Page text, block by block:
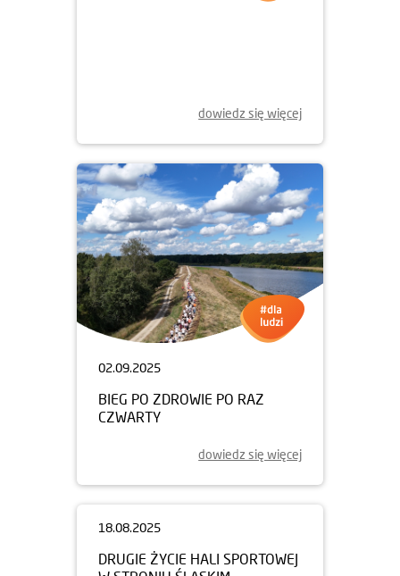
dowiedz się więcej
02.09.2025
BIEG PO ZDROWIE PO RAZ
CZWARTY
dowiedz się więcej